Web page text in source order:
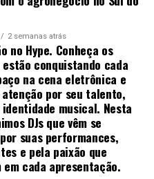
para contribuir
do setor.
e as condições
está pronta para fazer
economia de Santa
a conclusão dos detalhes
e o início das
2 semanas atrás
no Hype. Conheça os
conquistando cada
na cena eletrônica e
atenção por seu talento,
musical. Nesta
DJs que vêm se
suas performances,
e pela paixão que
cada apresentação.